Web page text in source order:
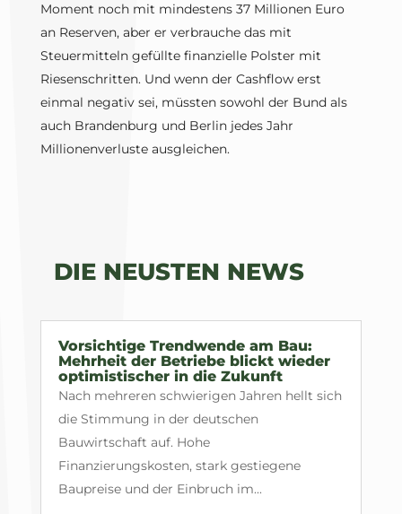
Moment noch mit mindestens 37 Millionen Euro
an Reserven, aber er verbrauche das mit
Steuermitteln gefüllte finanzielle Polster mit
Riesenschritten. Und wenn der Cashflow erst
einmal negativ sei, müssten sowohl der Bund als
auch Brandenburg und Berlin jedes Jahr
Millionenverluste ausgleichen.
DIE NEUSTEN NEWS
Vorsichtige Trendwende am Bau:
Mehrheit der Betriebe blickt wieder
optimistischer in die Zukunft
Nach mehreren schwierigen Jahren hellt sich
die Stimmung in der deutschen
Bauwirtschaft auf. Hohe
Finanzierungskosten, stark gestiegene
Baupreise und der Einbruch im...